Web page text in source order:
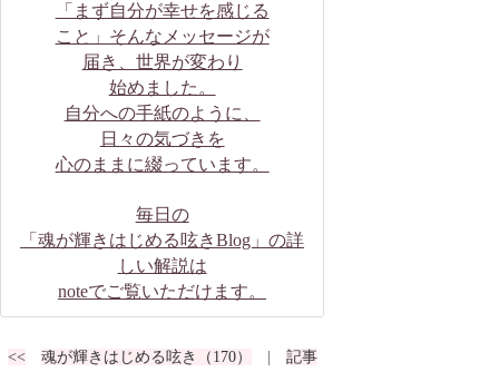
「まず自分が幸せを感じる
こと」そんなメッセージが
届き、世界が変わり
始めました。
自分への手紙のように、
日々の気づきを
心のままに綴っています。
毎日の
「魂が輝きはじめる呟きBlog」の詳
しい解説は
noteでご覧いただけます。
<< 魂が輝きはじめる呟き（170）
記事